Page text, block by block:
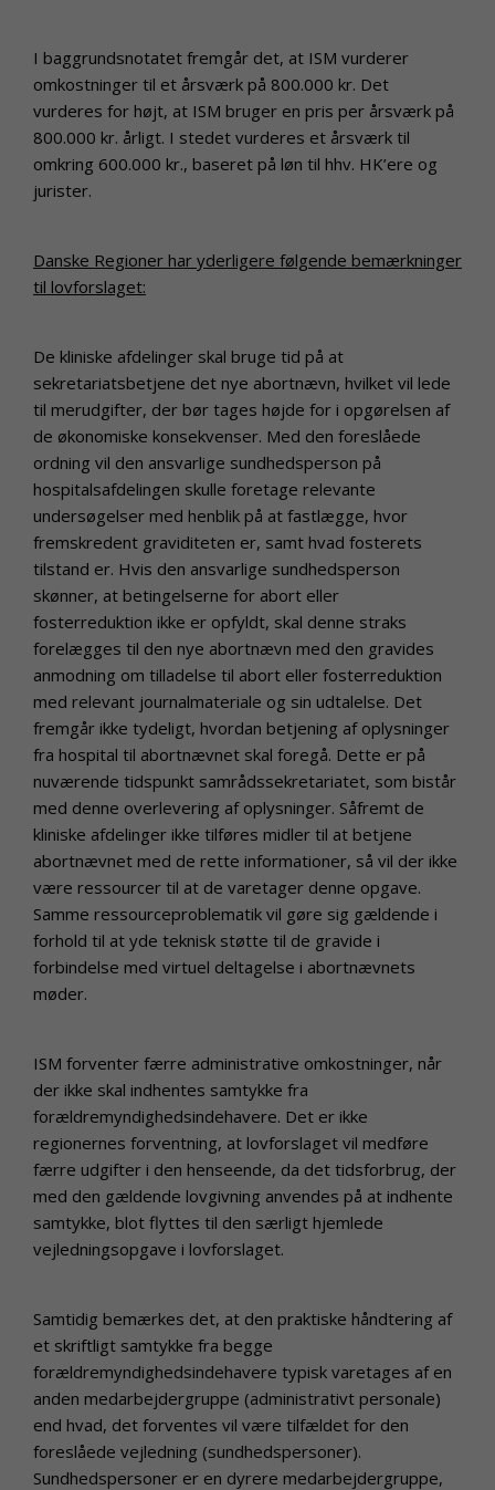
I baggrundsnotatet fremgår det, at ISM vurderer
omkostninger til et årsværk på 800.000 kr. Det
vurderes for højt, at ISM bruger en pris per årsværk på
800.000 kr. årligt. I stedet vurderes et årsværk til
omkring 600.000 kr., baseret på løn til hhv. HK’ere og
jurister.
Danske Regioner har yderligere følgende bemærkninger
til lovforslaget:
De kliniske afdelinger skal bruge tid på at
sekretariatsbetjene det nye abortnævn, hvilket vil lede
til merudgifter, der bør tages højde for i opgørelsen af
de økonomiske konsekvenser. Med den foreslåede
ordning vil den ansvarlige sundhedsperson på
hospitalsafdelingen skulle foretage relevante
undersøgelser med henblik på at fastlægge, hvor
fremskredent graviditeten er, samt hvad fosterets
tilstand er. Hvis den ansvarlige sundhedsperson
skønner, at betingelserne for abort eller
fosterreduktion ikke er opfyldt, skal denne straks
forelægges til den nye abortnævn med den gravides
anmodning om tilladelse til abort eller fosterreduktion
med relevant journalmateriale og sin udtalelse. Det
fremgår ikke tydeligt, hvordan betjening af oplysninger
fra hospital til abortnævnet skal foregå. Dette er på
nuværende tidspunkt samrådssekretariatet, som bistår
med denne overlevering af oplysninger. Såfremt de
kliniske afdelinger ikke tilføres midler til at betjene
abortnævnet med de rette informationer, så vil der ikke
være ressourcer til at de varetager denne opgave.
Samme ressourceproblematik vil gøre sig gældende i
forhold til at yde teknisk støtte til de gravide i
forbindelse med virtuel deltagelse i abortnævnets
møder.
ISM forventer færre administrative omkostninger, når
der ikke skal indhentes samtykke fra
forældremyndighedsindehavere. Det er ikke
regionernes forventning, at lovforslaget vil medføre
færre udgifter i den henseende, da det tidsforbrug, der
med den gældende lovgivning anvendes på at indhente
samtykke, blot flyttes til den særligt hjemlede
vejledningsopgave i lovforslaget.
Samtidig bemærkes det, at den praktiske håndtering af
et skriftligt samtykke fra begge
forældremyndighedsindehavere typisk varetages af en
anden medarbejdergruppe (administrativt personale)
end hvad, det forventes vil være tilfældet for den
foreslåede vejledning (sundhedspersoner).
Sundhedspersoner er en dyrere medarbejdergruppe,